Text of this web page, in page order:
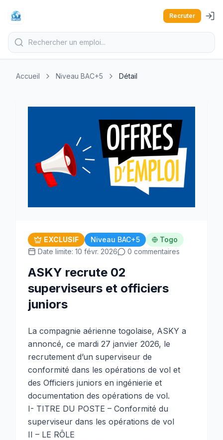
Recruter
Accueil Niveau BAC+5 Détail
EXCLUSIF Niveau BAC+5
Togo
Date limite: 10 févr. 2026
0 commentaires
ASKY recrute 02
superviseurs et officiers
juniors
La compagnie aérienne togolaise, ASKY a
annoncé, ce mardi 27 janvier 2026, le
recrutement d’un superviseur de
conformité dans les opérations de vol et
des Officiers juniors en ingénierie et
documentation des opérations de vol.
I- TITRE DU POSTE – Conformité du
superviseur dans les opérations de vol
II – LE RÔLE